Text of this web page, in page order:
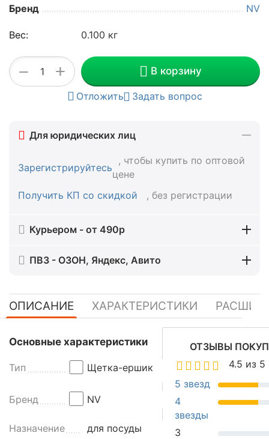
Бренд NV
Вес: 0.100 кг
+
− В корзину
Отложить Задать вопрос
Для юридических лиц
Зарегистрируйтесь
, чтобы купить по оптовой
цене
Получить КП со скидкой
, без регистрации
Курьером - от 490р
ПВЗ - ОЗОН, Яндекс, Авито
ОПИСАНИЕ ХАРАКТЕРИСТИКИ
Н
з
а
е
Основные характеристики
Тип Щетка-ершик
Бренд NV
Назначение для посуды
ОТЗЫВЫ
4.5 из 5
5 звезд
4
звезды
3